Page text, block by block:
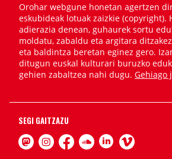
Orohar webgune honetan agertzen
eskubideak lotuak zaizkie (copyright).
adierazia denean, guhaurek sortu
moldatu, zabaldu eta argitara
eta baldintza beretan eginez gero.
ditugun euskal kulturari buruzko
gehien zabaltzea nahi dugu. Gehiago
SEGI GAITZAZU